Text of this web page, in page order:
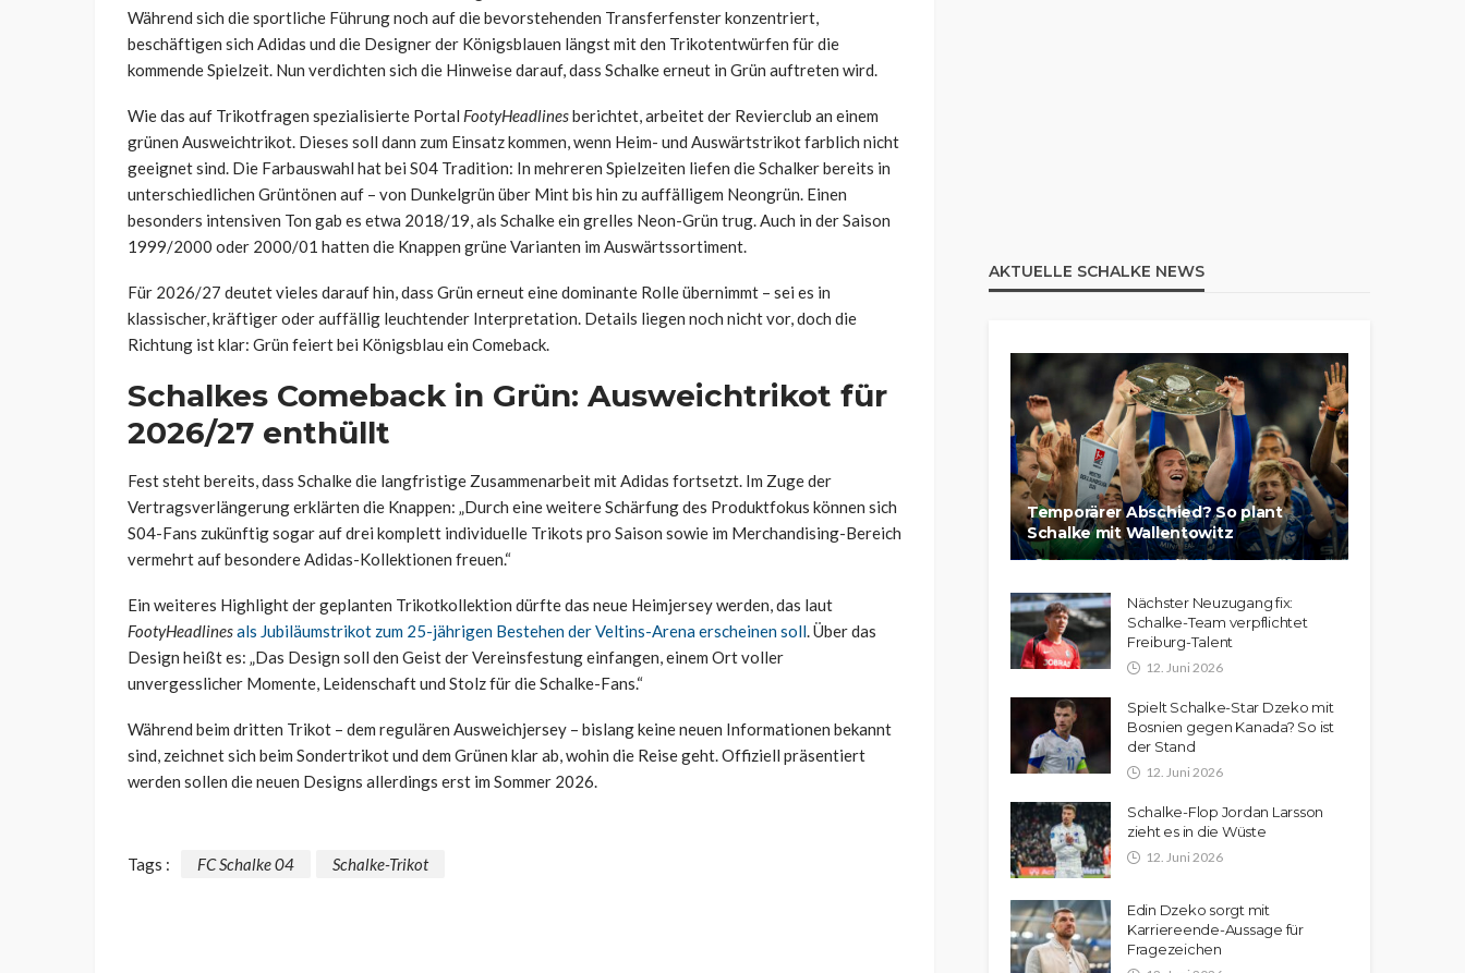
Während sich die sportliche Führung noch auf die bevorstehenden Transferfenster konzentriert,
beschäftigen sich Adidas und die Designer der Königsblauen längst mit den Trikotentwürfen für die
kommende Spielzeit. Nun verdichten sich die Hinweise darauf, dass Schalke erneut in Grün auftreten wird.
Wie das auf Trikotfragen spezialisierte Portal FootyHeadlinesberichtet, arbeitet der Revierclub an einem
grünen Ausweichtrikot. Dieses soll dann zum Einsatz kommen, wenn Heim- und Auswärtstrikot farblich nicht
geeignet sind. Die Farbauswahl hat bei S04 Tradition: In mehreren Spielzeiten liefen die Schalker bereits in
unterschiedlichen Grüntönen auf – von Dunkelgrün über Mint bis hin zu auffälligem Neongrün. Einen
besonders intensiven Ton gab es etwa 2018/19, als Schalke ein grelles Neon-Grün trug. Auch in der Saison
1999/2000 oder 2000/01 hatten die Knappen grüne Varianten im Auswärtssortiment.
Für 2026/27 deutet vieles darauf hin, dass Grün erneut eine dominante Rolle übernimmt – sei es in
klassischer, kräftiger oder auffällig leuchtender Interpretation. Details liegen noch nicht vor, doch die
Richtung ist klar: Grün feiert bei Königsblau ein Comeback.
Schalkes Comeback in Grün: Ausweichtrikot für
2026/27 enthüllt
Fest steht bereits, dass Schalke die langfristige Zusammenarbeit mit Adidas fortsetzt. Im Zuge der
Vertragsverlängerung erklärten die Knappen: „Durch eine weitere Schärfung des Produktfokus können sich
S04-Fans zukünftig sogar auf drei komplett individuelle Trikots pro Saison sowie im Merchandising-Bereich
vermehrt auf besondere Adidas-Kollektionen freuen.“
Ein weiteres Highlight der geplanten Trikotkollektion dürfte das neue Heimjersey werden, das laut
FootyHeadlinesals Jubiläumstrikot zum 25-jährigen Bestehen der Veltins-Arena erscheinen soll. Über das
Design heißt es: „Das Design soll den Geist der Vereinsfestung einfangen, einem Ort voller
unvergesslicher Momente, Leidenschaft und Stolz für die Schalke-Fans.“
Während beim dritten Trikot – dem regulären Ausweichjersey – bislang keine neuen Informationen bekannt
sind, zeichnet sich beim Sondertrikot und dem Grünen klar ab, wohin die Reise geht. Offiziell präsentiert
werden sollen die neuen Designs allerdings erst im Sommer 2026.
Tags : FC Schalke 04 Schalke-Trikot
AKTUELLE SCHALKE NEWS
Temporärer Abschied? So plant
Schalke mit Wallentowitz
Nächster Neuzugang fix:
Schalke-Team verpflichtet
Freiburg-Talent
12. Juni 2026
Spielt Schalke-Star Dzeko mit
Bosnien gegen Kanada? So ist
der Stand
12. Juni 2026
Schalke-Flop Jordan Larsson
zieht es in die Wüste
12. Juni 2026
Edin Dzeko sorgt mit
Karriereende-Aussage für
Fragezeichen